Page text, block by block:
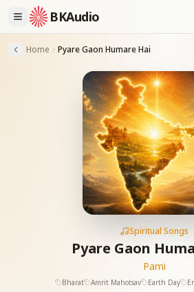
BKAudio
Home Pyare Gaon Humare Hai
Spiritual Songs
Pyare Gaon
Pami
Bharat Amrit Mahotsav Earth Day